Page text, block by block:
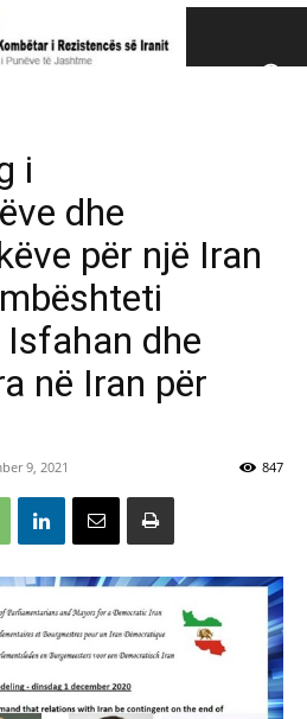
të Rezistencës së Iranit (NCRI)
i
dhe
për një Iran
dhe
në Iran për
9, 2021 847